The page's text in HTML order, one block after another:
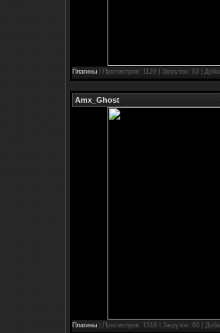
Плагины | Просмотров: 1128 | Загрузок: 93 |
Amx_Ghost
Плагины | Просмотров: 1518 | Загрузок: 80 |